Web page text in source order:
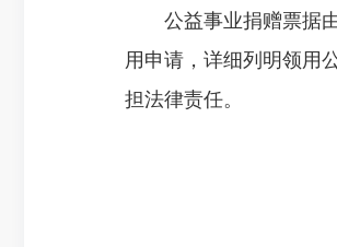
公益事业捐赠票据由
用申请，详细列明领用
担法律责任。